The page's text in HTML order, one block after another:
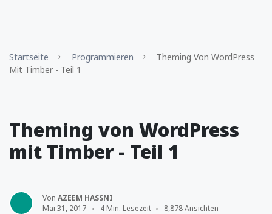
Startseite Programmieren
Theming Von WordPress
Mit Timber - Teil 1
Theming von WordPress
mit Timber - Teil 1
Von AZEEM HASSNI
Mai 31, 2017
4 Min. Lesezeit 8,878 Ansichten